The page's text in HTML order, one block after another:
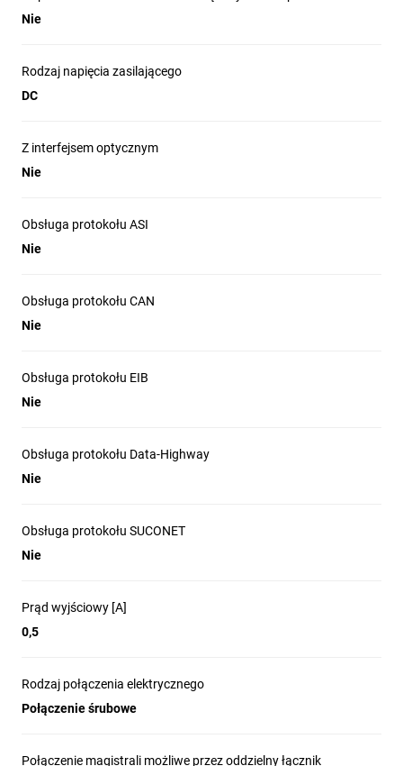
Nie
Rodzaj napięcia zasilającego
DC
Z interfejsem optycznym
Nie
Obsługa protokołu ASI
Nie
Obsługa protokołu CAN
Nie
Obsługa protokołu EIB
Nie
Obsługa protokołu Data-Highway
Nie
Obsługa protokołu SUCONET
Nie
Prąd wyjściowy [A]
0,5
Rodzaj połączenia elektrycznego
Połączenie śrubowe
Połączenie magistrali możliwe przez oddzielny łącznik